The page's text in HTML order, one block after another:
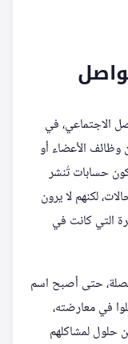
الاجتماعي، في
وظائف الأعضاء أو
حسابات تُنشر
لكنهم لا يرون
التي كانت في
حتى أصبح اسم
في معارضته،
حلول لمشاكلهم